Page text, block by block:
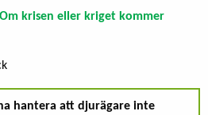
Om krisen eller kriget kommer
hantera att djurägare inte